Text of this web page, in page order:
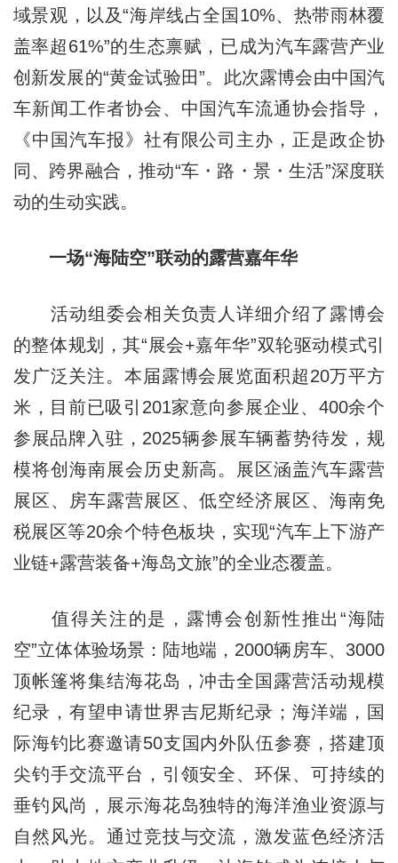
域景观，以及“海岸线占全国10%、热带雨林覆
盖率超61%”的生态禀赋，已成为汽车露营产业
创新发展的“黄金试验田”。此次露博会由中国汽
车新闻工作者协会、中国汽车流通协会指导，
《中国汽车报》社有限公司主办，正是政企协
同、跨界融合，推动“车・路・景・生活”深度联
动的生动实践。
一场“海陆空”联动的露营嘉年华
活动组委会相关负责人详细介绍了露博会
的整体规划，其“展会+嘉年华”双轮驱动模式引
发广泛关注。本届露博会展览面积超20万平方
米，目前已吸引201家意向参展企业、400余个
参展品牌入驻，2025辆参展车辆蓄势待发，规
模将创海南展会历史新高。展区涵盖汽车露营
展区、房车露营展区、低空经济展区、海南免
税展区等20余个特色板块，实现“汽车上下游产
业链+露营装备+海岛文旅”的全业态覆盖。
值得关注的是，露博会创新性推出“海陆
空”立体体验场景：陆地端，2000辆房车、3000
顶帐篷将集结海花岛，冲击全国露营活动规模
纪录，有望申请世界吉尼斯纪录；海洋端，国
际海钓比赛邀请50支国内外队伍参赛，搭建顶
尖钓手交流平台，引领安全、环保、可持续的
垂钓风尚，展示海花岛独特的海洋渔业资源与
自然风光。通过竞技与交流，激发蓝色经济活